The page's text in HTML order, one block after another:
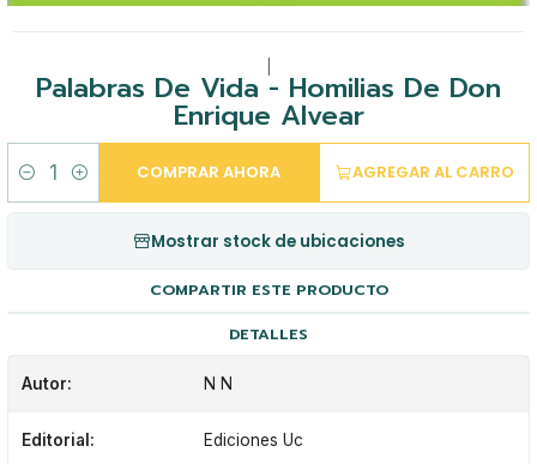
Palabras De Vida - Homilias De Don
Enrique Alvear
Cantidad
AGREGAR AL CARRO
COMPRAR AHORA
Mostrar stock de ubicaciones
COMPARTIR ESTE PRODUCTO
DETALLES
Autor: N N
Editorial: Ediciones Uc